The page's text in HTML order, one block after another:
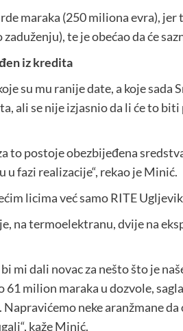
maraka (250 miliona evra),
te je obećao da će
iz kredita
su mu ranije date, a koje sada
ali se nije izjasnio da li će to biti
to postoje obezbijeđena
fazi realizacije“, rekao je Minić.
licima već samo RITE
na termoelektranu, dvije na
mi dali novac za nešto što je
milion maraka u dozvole,
neke aranžmane da
kaže Minić.